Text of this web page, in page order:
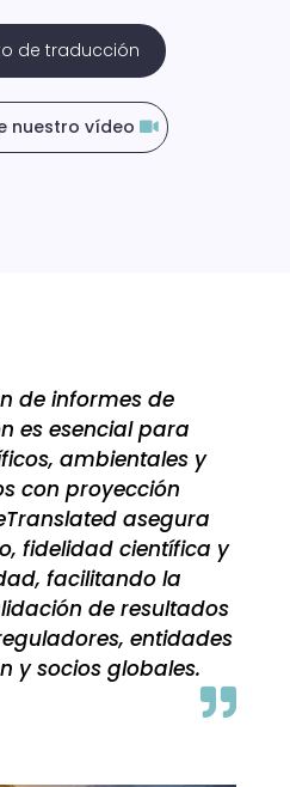
de traducción
nuestro vídeo
de informes de
es esencial para
ambientales y
con proyección
asegura
fidelidad científica y
facilitando la
de resultados
entidades
y socios globales.
